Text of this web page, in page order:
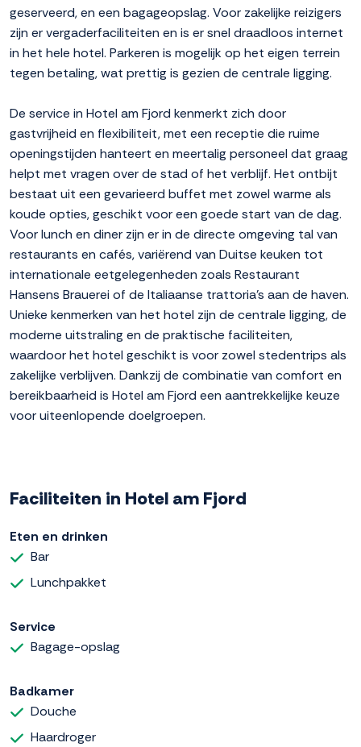
geserveerd, en een bagageopslag. Voor zakelijke reizigers
zijn er vergaderfaciliteiten en is er snel draadloos internet
in het hele hotel. Parkeren is mogelijk op het eigen terrein
tegen betaling, wat prettig is gezien de centrale ligging.
De service in Hotel am Fjord kenmerkt zich door
gastvrijheid en flexibiliteit, met een receptie die ruime
openingstijden hanteert en meertalig personeel dat graag
helpt met vragen over de stad of het verblijf. Het ontbijt
bestaat uit een gevarieerd buffet met zowel warme als
koude opties, geschikt voor een goede start van de dag.
Voor lunch en diner zijn er in de directe omgeving tal van
restaurants en cafés, variërend van Duitse keuken tot
internationale eetgelegenheden zoals Restaurant
Hansens Brauerei of de Italiaanse trattoria's aan de haven.
Unieke kenmerken van het hotel zijn de centrale ligging, de
moderne uitstraling en de praktische faciliteiten,
waardoor het hotel geschikt is voor zowel stedentrips als
zakelijke verblijven. Dankzij de combinatie van comfort en
bereikbaarheid is Hotel am Fjord een aantrekkelijke keuze
voor uiteenlopende doelgroepen.
Faciliteiten in Hotel am Fjord
Eten en drinken
Bar
Lunchpakket
Service
Bagage-opslag
Badkamer
Douche
Haardroger